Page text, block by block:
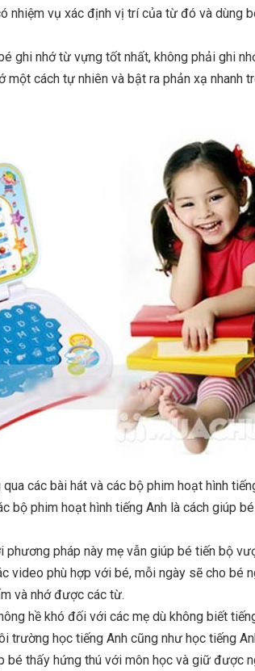
nhiệm vụ xác định vị trí của từ đó và dùng
ghi nhớ từ vựng tốt nhất, không phải ghi
cách tự nhiên và bật ra phản xạ nhanh
các bài hát và các bộ phim hoạt hình
bộ phim hoạt hình tiếng Anh là cách giúp
phương pháp này mẹ vẫn giúp bé tiến bộ
video phù hợp với bé, mỗi ngày sẽ cho bé
và nhớ được các từ.
hề khó đối với các mẹ dù không biết
trường học tiếng Anh cũng như học tiếng
bé thấy hứng thú với môn học và giữ được